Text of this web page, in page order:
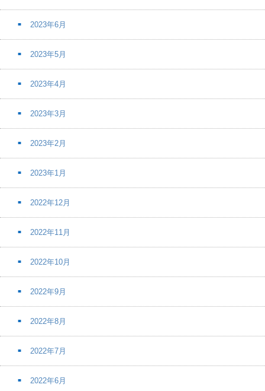
2023年6月
2023年5月
2023年4月
2023年3月
2023年2月
2023年1月
2022年12月
2022年11月
2022年10月
2022年9月
2022年8月
2022年7月
2022年6月